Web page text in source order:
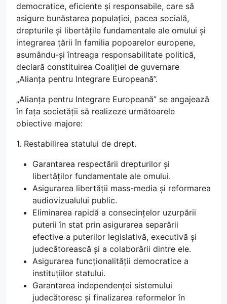
democratice, eficiente și responsabile, care să
asigure bunăstarea populației, pacea socială,
drepturile și libertățile fundamentale ale omului și
integrarea țării în familia popoarelor europene,
asumându-și întreaga responsabilitate politică,
declară constituirea Coaliției de guvernare
„Alianța pentru Integrare Europeană”.
„Alianța pentru Integrare Europeană” se angajează
în fața societății să realizeze următoarele
obiective majore:
1. Restabilirea statului de drept.
Garantarea respectării drepturilor și
libertăților fundamentale ale omului.
Asigurarea libertății mass-media și reformarea
audiovizualului public.
Eliminarea rapidă a consecințelor uzurpării
puterii în stat prin asigurarea separării
efective a puterilor legislativă, executivă și
judecătorească și a colaborării dintre ele.
Asigurarea funcționalității democratice a
instituțiilor statului.
Garantarea independenței sistemului
judecătoresc și finalizarea reformelor în